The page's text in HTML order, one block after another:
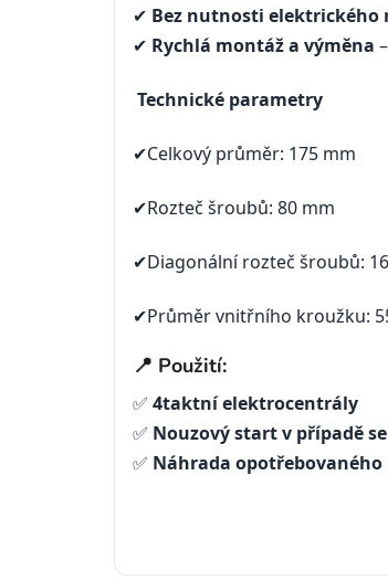
✔ Bez nutnosti elektrického
✔ Rychlá montáž a výměna
Technické parametry
✔Celkový průměr: 175 mm
✔Rozteč šroubů: 80 mm
✔Diagonální rozteč šroubů:
✔Průměr vnitřního kroužku:
📍 Použití:
✅ 4taktní elektrocentrály
✅ Nouzový start v případě
✅ Náhrada